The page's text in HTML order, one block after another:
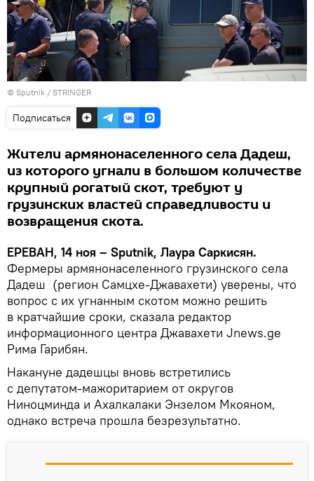
© Sputnik / STRINGER
Подписаться
Жители армянонаселенного села Дадеш,
из которого угнали в большом количестве
крупный рогатый скот, требуют у
грузинских властей справедливости и
возвращения скота.
ЕРЕВАН, 14 ноя – Sputnik, Лаура Саркисян.
Фермеры армянонаселенного грузинского села
Дадеш (регион Самцхе-Джавахети) уверены, что
вопрос с их угнанным скотом можно решить
в кратчайшие сроки, сказала редактор
информационного центра Джавахети Jnews.ge
Рима Гарибян.
Накануне дадешцы вновь встретились
с депутатом-мажоритарием от округов
Ниноцминда и Ахалкалаки Энзелом Мкояном,
однако встреча прошла безрезультатно.